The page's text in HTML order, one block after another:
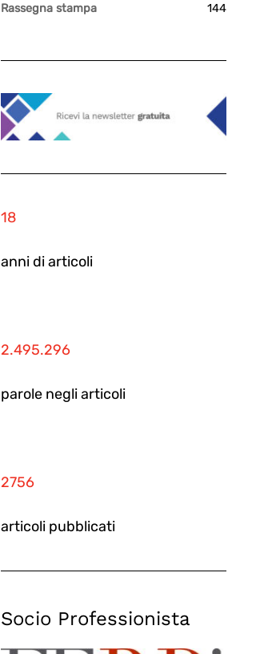
Rassegna stampa 144
18
anni di articoli
2.495.296
parole negli articoli
2756
articoli pubblicati
Socio Professionista